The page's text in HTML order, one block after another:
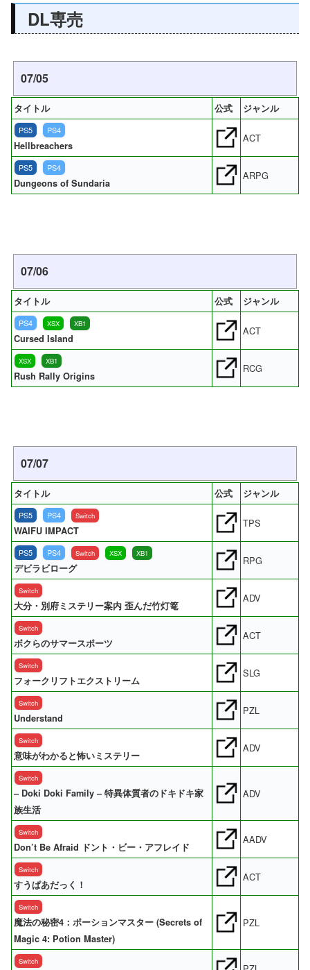
DL専売
07/05
タイトル 公式 ジャンル
PS5 PS4
Hellbreachers
ACT
PS5 PS4
Dungeons of Sundaria
ARPG
07/06
タイトル 公式 ジャンル
PS4 XSX XB1
Cursed Island
ACT
XSX XB1
Rush Rally Origins
RCG
07/07
タイトル 公式 ジャンル
PS5 PS4 Switch
WAIFU IMPACT
TPS
PS5 PS4 Switch XSX XB1
デビラビローグ
RPG
Switch
大分・別府ミステリー案内 歪んだ竹灯篭
ADV
Switch
ボクらのサマースポーツ
ACT
Switch
フォークリフトエクストリーム
SLG
Switch
Understand
PZL
Switch
意味がわかると怖いミステリー
ADV
Switch
– Doki Doki Family – 特異体質者のドキドキ家
族生活
ADV
Switch
Don’t Be Afraid ドント・ビー・アフレイド
AADV
Switch
すうぱあだっく！
ACT
Switch
魔法の秘密4：ポーションマスター (Secrets of
Magic 4: Potion Master)
PZL
Switch